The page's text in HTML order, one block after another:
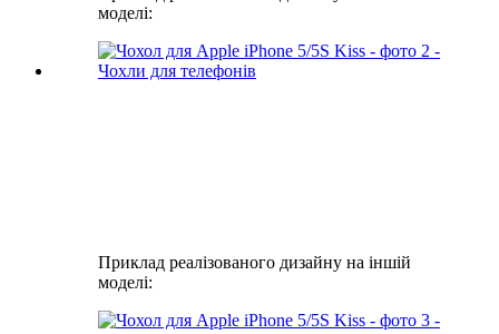
моделі:
Приклад реалізованого дизайну на іншій
моделі: